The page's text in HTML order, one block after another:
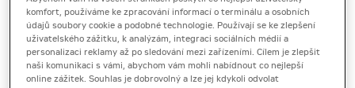
1 - 22 dnů
1 840 Kč bez DPH
2 226 Kč s DPH
23 a více dnů
komfort, používáme ke zpracování informací o terminálu a osobních
údajů soubory cookie a podobné technologie. Používají se ke zlepšení
uživatelského zážitku, k analýzám, integraci sociálních médií a
personalizaci reklamy až po sledování mezi zařízeními. Cílem je zlepšit
naši komunikaci s vámi, abychom vám mohli nabídnout co nejlepší
online zážitek. Souhlas je dobrovolný a lze jej kdykoli odvolat